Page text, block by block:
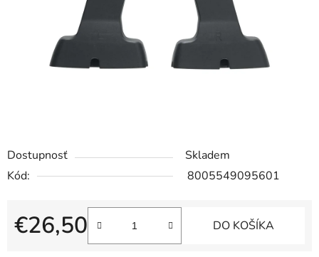
Dostupnosť
Skladem
Kód:
8005549095601
€26,50
Jednotková cena:
DO KOŠÍKA